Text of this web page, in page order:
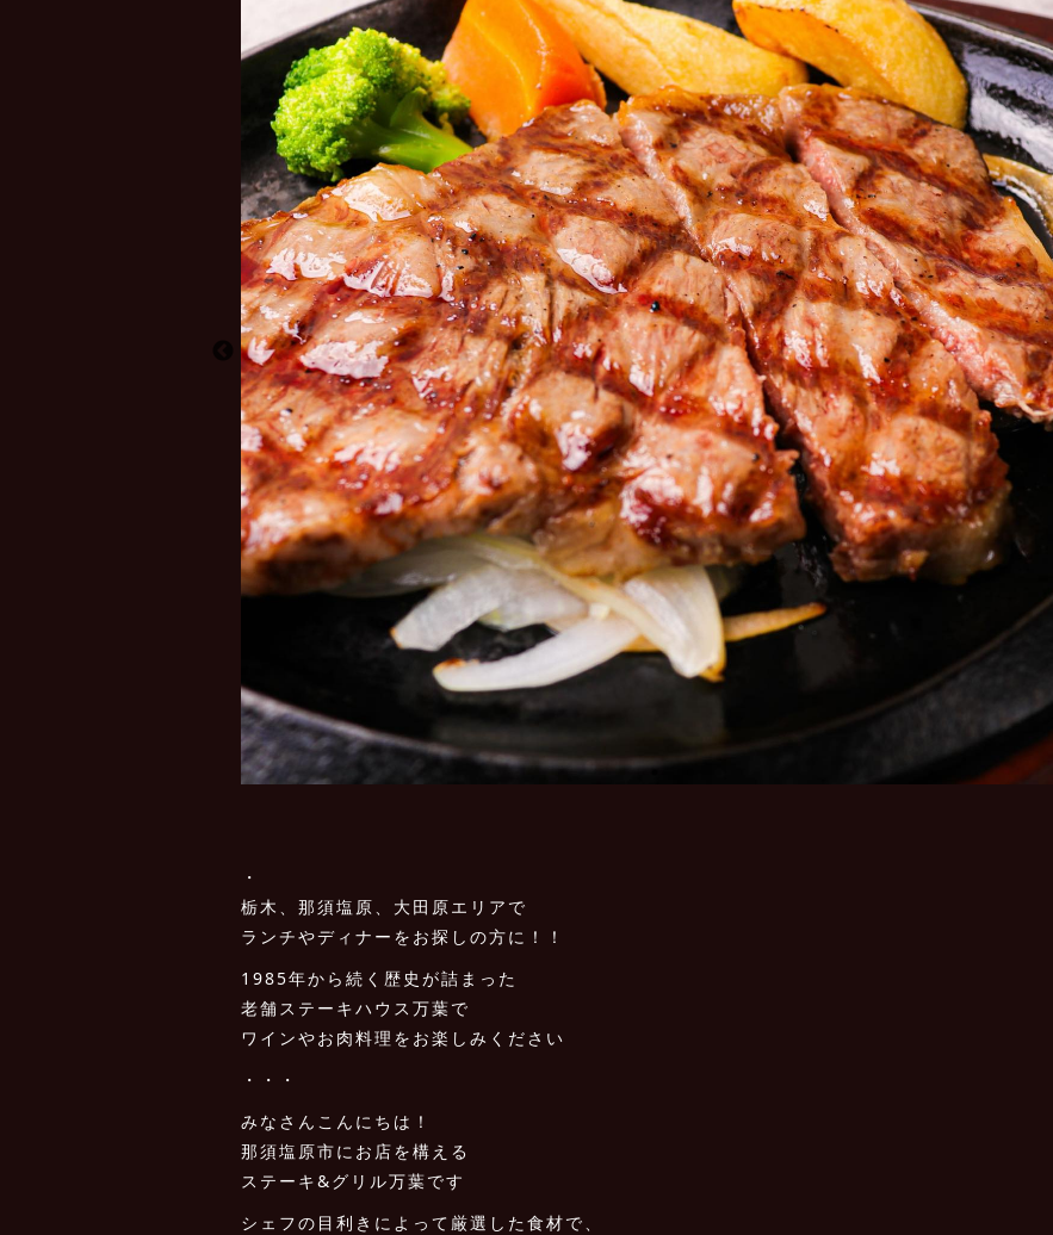
・
栃木、那須塩原、大田原エリアで
ランチやディナーをお探しの方に！！
1985年から続く歴史が詰まった
老舗ステーキハウス万葉で
ワインやお肉料理をお楽しみください
・・・
みなさんこんにちは！
那須塩原市にお店を構える
ステーキ&グリル万葉です
シェフの目利きによって厳選した食材で、